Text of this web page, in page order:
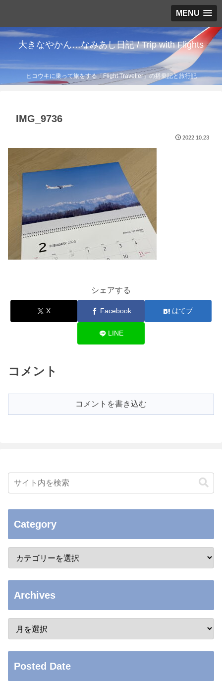
MENU
大きなやかん…なみあし日記 / Trip with Flights
ヒコウキに乗って旅をする「Flight Traveller」の搭乗記と旅行記
IMG_9736
2022.10.23
シェアする
X Facebook はてブ
LINE
コメント
コメントを書き込む
Category
Archives
Posted Date